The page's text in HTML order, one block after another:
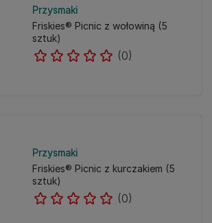
Przysmaki
Friskies® Picnic z wołowiną (5
sztuk)
(0)
Przysmaki
Friskies® Picnic z kurczakiem (5
sztuk)
(0)